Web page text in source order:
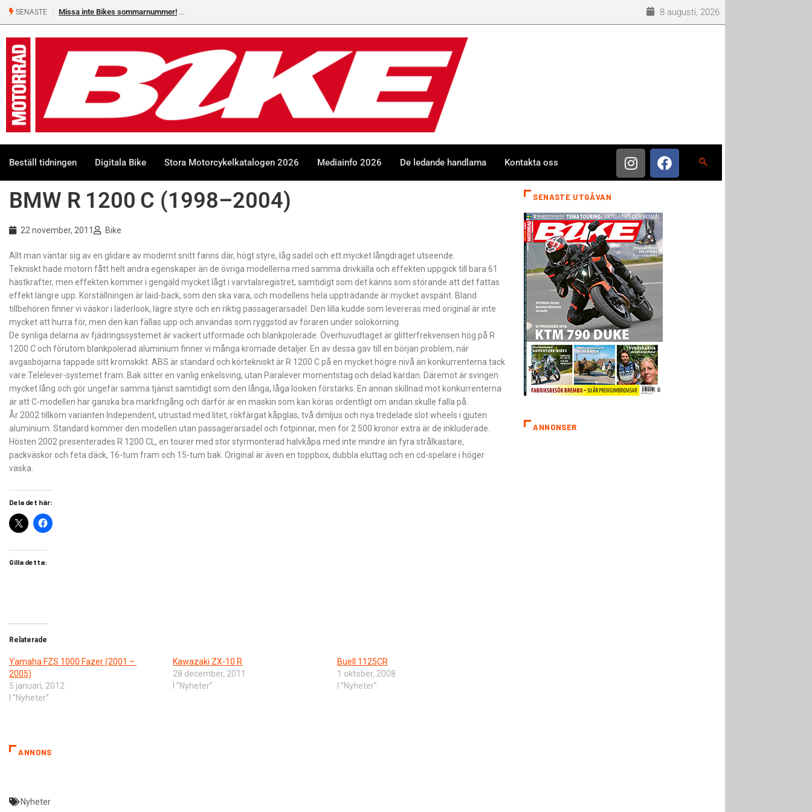
SENASTE Missa inte Bikes sommarnummer! 8 augusti, 2026
Beställ tidningen Digitala Bike Stora Motorcykelkatalogen 2026 Mediainfo 2026 De ledande handlarna Kontakta oss
BMW R 1200 C (1998–2004)
22 november, 2011 Bike
Allt man väntar sig av en glidare av modernt snitt fanns där, högt styre, låg sadel och ett mycket långdraget utseende.
Tekniskt hade motorn fått helt andra egenskaper än de övriga modellerna med samma drivkälla och effekten uppgick till bara 61
hästkrafter, men effekten kommer i gengäld mycket lågt i varvtalsregistret, samtidigt som det känns som störande att det fattas
effekt längre upp. Körställningen är laid-back, som den ska vara, och modellens hela uppträdande är mycket avspänt. Bland
tillbehören finner vi väskor i läderlook, lägre styre och en riktig passagerarsadel. Den lilla kudde som levereras med original är inte
mycket att hurra för, men den kan fällas upp och användas som ryggstöd av föraren under solokörning.
De synliga delarna av fjädringssystemet är vackert utformade och blankpolerade. Överhuvudtaget är glitterfrekvensen hög på R
1200 C och förutom blankpolerad aluminium finner vi många kromade detaljer. En av dessa gav till en början problem, när
avgasböjarna tappade sitt kromskikt. ABS är standard och körtekniskt är R 1200 C på en mycket högre nivå än konkurrenterna tack
vare Telelever-systemet fram. Bak sitter en vanlig enkelsving, utan Paralever momentstag och delad kardan. Däremot är svingen
mycket lång och gör ungefär samma tjänst samtidigt som den långa, låga looken förstärks. En annan skillnad mot konkurrenterna
är att C-modellen har ganska bra markfrigång och därför är en maskin som kan köras ordentligt om andan skulle falla på.
År 2002 tillkom varianten Independent, utrustad med litet, rökfärgat kåpglas, två dimljus och nya tredelade slot wheels i gjuten
aluminium. Standard kommer den modellen utan passagerarsadel och fotpinnar, men för 2 500 kronor extra är de inkluderade.
Hösten 2002 presenterades R 1200 CL, en tourer med stor styrmonterad halvkåpa med inte mindre än fyra strålkastare,
packväskor och feta däck, 16-tum fram och 15-tum bak. Original är även en toppbox, dubbla eluttag och en cd-spelare i höger
väska.
Dela det här:
Gilla detta:
Relaterade
Yamaha FZS 1000 Fazer (2001 –
2005)
5 januari, 2012
I ”Nyheter”
Kawazaki ZX-10 R
28 december, 2011
I ”Nyheter”
Buell 1125CR
1 oktober, 2008
I ”Nyheter”
ANNONS
Nyheter
SENASTE UTGÅVAN
ANNONSER